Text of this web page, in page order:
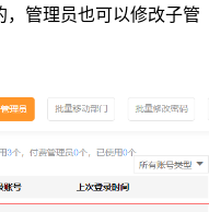
管理员也可以修改子管